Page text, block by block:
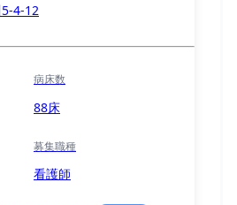
4-12
病床数
88床
募集職種
看護師